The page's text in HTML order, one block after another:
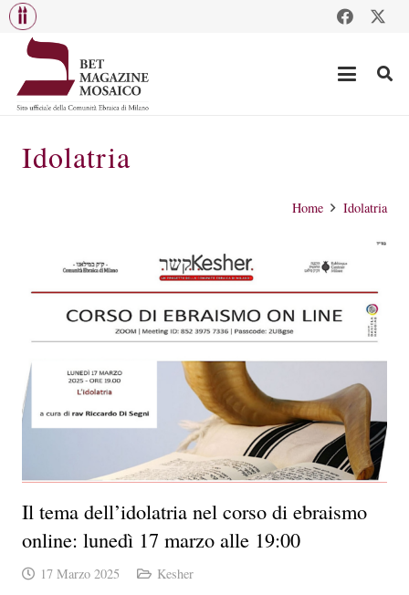
Idolatria
Home Idolatria
Il tema dell’idolatria nel corso di ebraismo
online: lunedì 17 marzo alle 19:00
17 Marzo 2025 Kesher